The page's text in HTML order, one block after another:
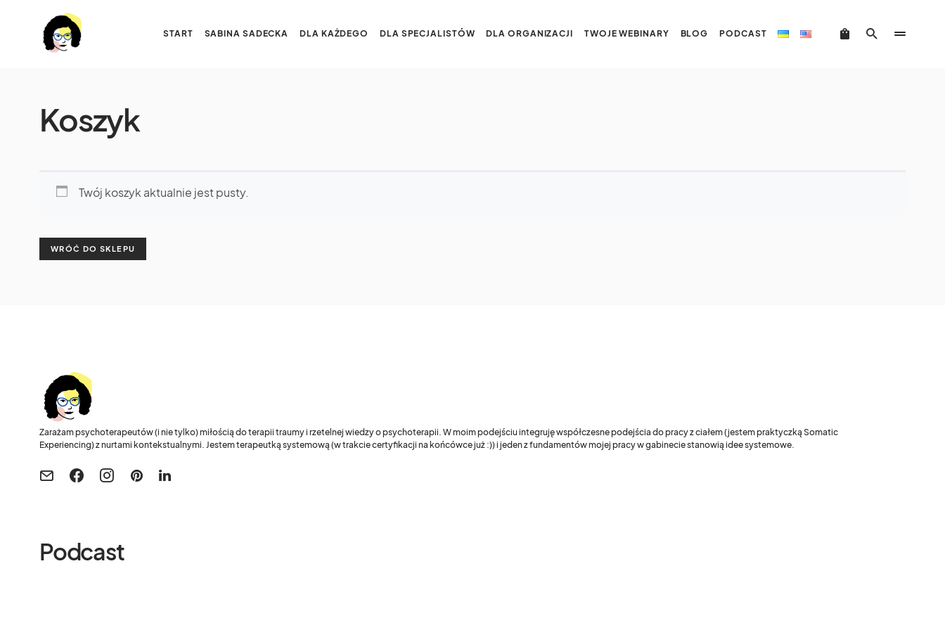
START SABINA SADECKA DLA KAŻDEGO DLA SPECJALISTÓW DLA ORGANIZACJI TWOJE WEBINARY BLOG PODCAST
Koszyk
Twój koszyk aktualnie jest pusty.
WRÓĆ DO SKLEPU
Zarażam psychoterapeutów (i nie tylko) miłością do terapii traumy i rzetelnej wiedzy o psychoterapii. W moim podejściu integruję współczesne podejścia do pracy z ciałem (jestem praktyczką Somatic
Experiencing) z nurtami kontekstualnymi. Jestem terapeutką systemową (w trakcie certyfikacji na końcówce już :)) i jeden z fundamentów mojej pracy w gabinecie stanowią idee systemowe.
Podcast